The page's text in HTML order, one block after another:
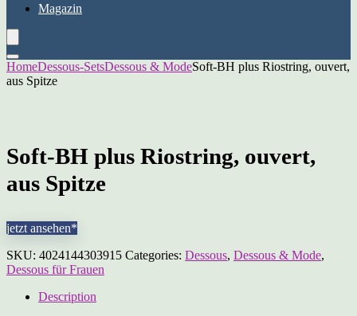
Magazin
HomeDessous-SetsDessous & ModeSoft-BH plus Riostring, ouvert,
aus Spitze
Soft-BH plus Riostring, ouvert,
aus Spitze
jetzt ansehen*
SKU: 4024144303915 Categories: Dessous, Dessous & Mode,
Dessous für Frauen
Description